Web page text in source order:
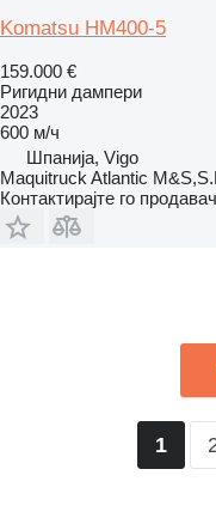
Komatsu HM400-5
159.000 €
Ригидни дампери
2023
600 м/ч
Шпанија, Vigo
Maquitruck Atlantic
Контактирајте го
1